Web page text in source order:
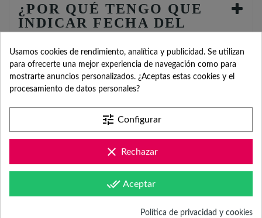
¿POR QUÉ TENGO QUE
INDICAR FECHA DEL
EVENTO?
SERVICIO DE
ATENCIÓN AL
CLIENTE
Usamos cookies de rendimiento, analítica y publicidad. Se utilizan
para ofrecerte una mejor experiencia de navegación como para
mostrarte anuncios personalizados. ¿Aceptas estas cookies y el
procesamiento de datos personales?
tune Configurar
clear Rechazar
done_all Aceptar
Política de privacidad y cookies